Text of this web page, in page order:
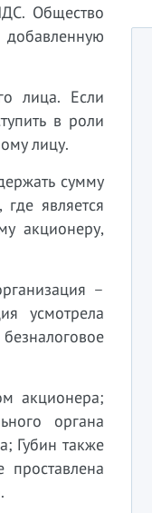
Общество
лица. Если
в роли
лицу.
сумму
является
акционеру,
–
усмотрела
акционера;
органа
Губин также